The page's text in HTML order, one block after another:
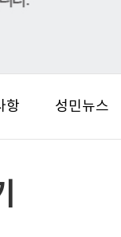
항 성민뉴스